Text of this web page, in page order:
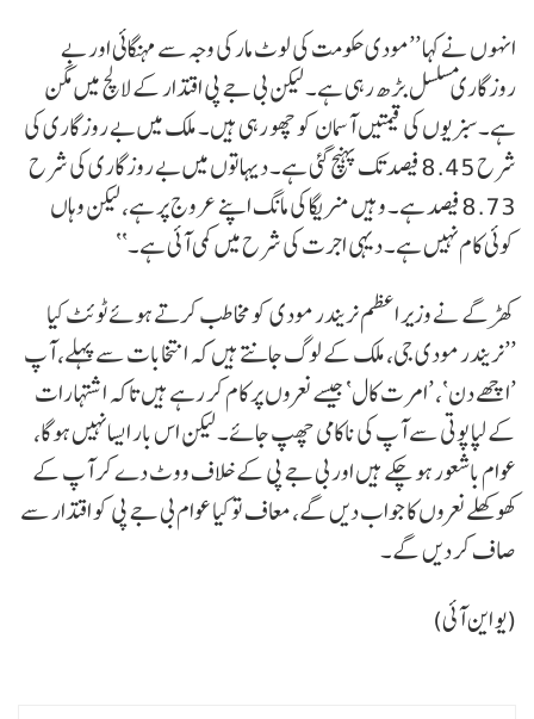
انہوں نے کہا ’’مودی حکومت کی لوٹ مار کی وجہ سے مہنگائی اور بے
روزگاری مسلسل بڑھ رہی ہے۔ لیکن بی جے پی اقتدار کے لالچ میں مگن
ہے۔ سبزیوں کی قیمتیں آسمان کو چھو رہی ہیں۔ ملک میں بے روزگاری کی
شرح 8.45 فیصد تک پہنچ گئی ہے۔ دیہاتوں میں بے روزگاری کی شرح
8.73 فیصد ہے۔ وہیں منریگا کی مانگ اپنے عروج پر ہے، لیکن وہاں
کوئی کام نہیں ہے۔ دیہی اجرت کی شرح میں کمی آئی ہے۔‘‘
کھڑگے نے وزیر اعظم نریندر مودی کو مخاطب کرتے ہوئے ٹوئٹ کیا
’’نریندر مودی جی، ملک کے لوگ جانتے ہیں کہ انتخابات سے پہلے، آپ
’اچھے دن‘، ’امرت کال‘ جیسے نعروں پر کام کر رہے ہیں تاکہ اشتہارات
کے لپا پوتی سے آپ کی ناکامی چھپ جائے۔ لیکن اس بار ایسا نہیں ہوگا،
عوام باشعور ہو چکے ہیں اور بی جے پی کے خلاف ووٹ دے کر آپ کے
کھوکھلے نعروں کا جواب دیں گے، معاف تو کیا عوام بی جے پی کو اقتدار سے
صاف کر دیں گے۔
(یو این آئی)